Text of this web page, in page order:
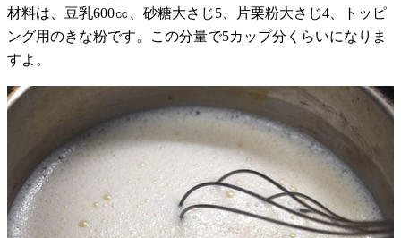
材料は、豆乳600㏄、砂糖大さじ5、片栗粉大さじ4、トッピ
ング用のきな粉です。この分量で5カップ分くらいになりま
すよ。